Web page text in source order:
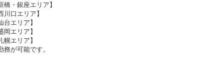
可）
正社員登用可）
・銀座エリア】
口エリア】
エリア】
エリア】
エリア】
務が可能です。